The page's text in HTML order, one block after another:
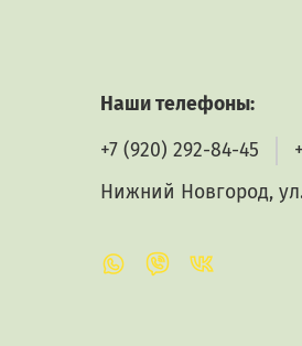
Наши телефоны:
+7 (920) 292-84-45
Нижний Новгород,